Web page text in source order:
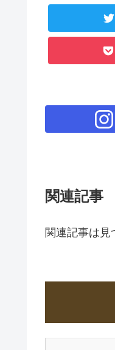
関連記事
関連記事は見